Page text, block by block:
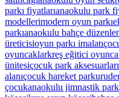
parkı fiyatlarıanaokulu park
modellerimodern oyun parkı
parkıanaokulu bahçe
üreticisioyun parkı imalatı
oyuncaklarkreş eğitici
ünitesiçocuk park aksesuarları
alanıçocuk hareket parkuru
çocukanaokulu jimnastik